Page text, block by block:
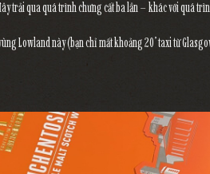
trải qua quá trình chưng cất ba lần – khác với quá
Lowland này (bạn chỉ mất khoảng 20’ taxi từ